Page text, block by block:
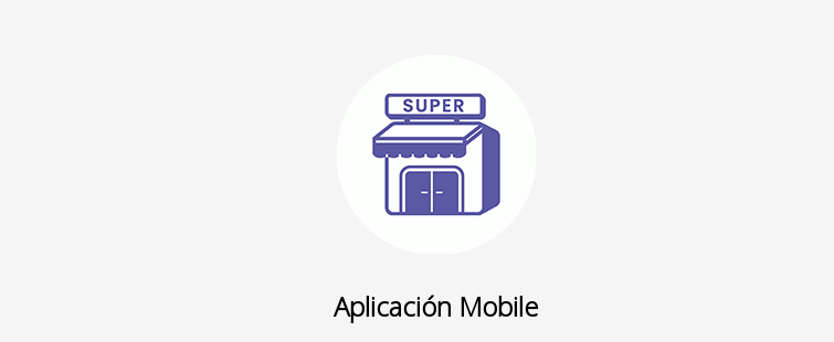
Aplicación Mobile